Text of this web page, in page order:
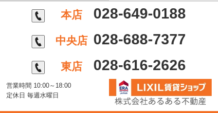
本店 028-649-0188
中央店 028-688-7377
東店 028-616-2626
営業時間 10:00～18:00
定休日 毎週水曜日